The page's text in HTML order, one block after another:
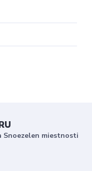
Snoezelen miestnosti